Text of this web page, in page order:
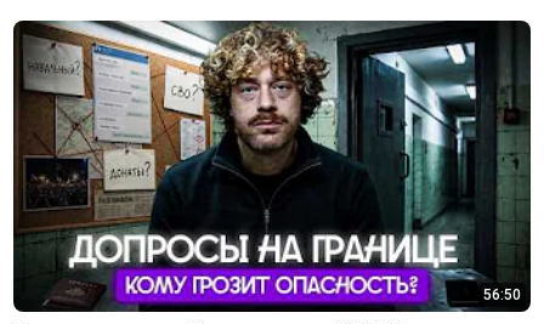
56:50